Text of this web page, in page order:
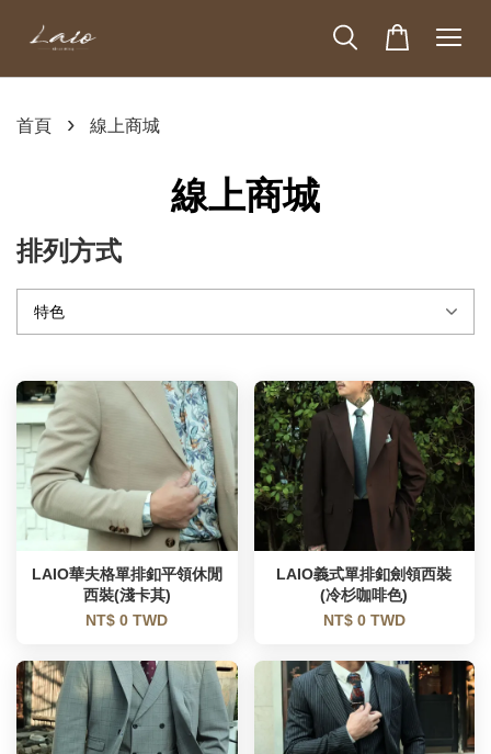
首頁 › 線上商城
線上商城
排列方式
LAIO華夫格單排釦平領休閒
西裝(淺卡其)
NT$ 0 TWD
LAIO義式單排釦劍領西裝
(冷杉咖啡色)
NT$ 0 TWD